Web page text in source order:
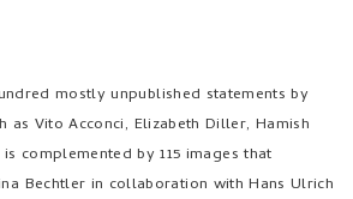
mostly unpublished statements by
Vito Acconci, Elizabeth Diller, Hamish
complemented by 115 images that
Bechtler in collaboration with Hans Ulrich